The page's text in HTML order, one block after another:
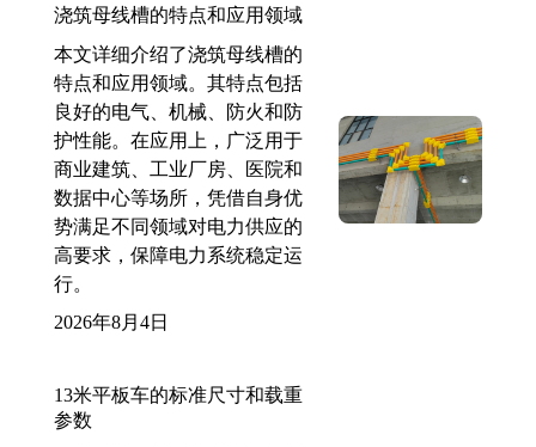
浇筑母线槽的特点和应用领域
本文详细介绍了浇筑母线槽的
特点和应用领域。其特点包括
良好的电气、机械、防火和防
护性能。在应用上，广泛用于
商业建筑、工业厂房、医院和
数据中心等场所，凭借自身优
势满足不同领域对电力供应的
高要求，保障电力系统稳定运
行。
2026年8月4日
13米平板车的标准尺寸和载重
参数